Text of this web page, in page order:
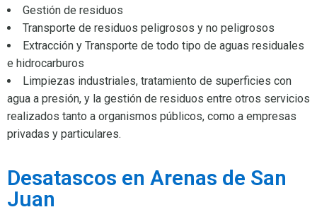
Gestión de residuos
Transporte de residuos peligrosos y no peligrosos
Extracción y Transporte de todo tipo de aguas residuales
e hidrocarburos
Limpiezas industriales, tratamiento de superficies con
agua a presión, y la gestión de residuos entre otros servicios
realizados tanto a organismos públicos, como a empresas
privadas y particulares.
Desatascos en Arenas de San
Juan